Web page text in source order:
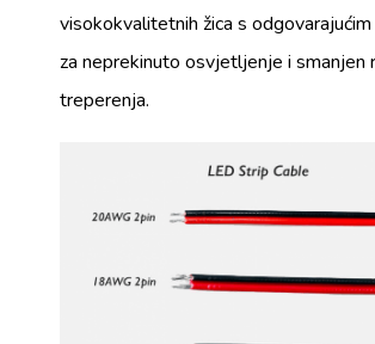
visokokvalitetnih žica s
za neprekinuto osvjetljenje i smanjen
treperenja.